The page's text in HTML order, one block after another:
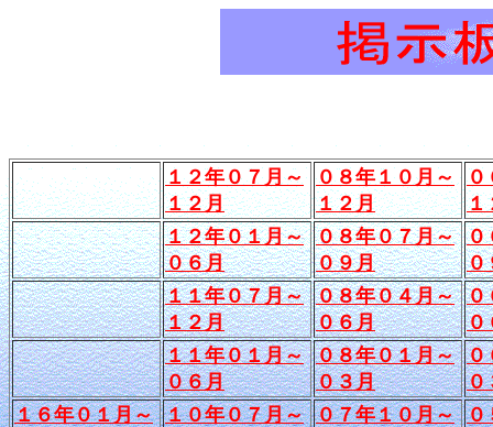
１２年０７月～
１２月
０８年１０月～
１２月
０
１
１２年０１月～
０６月
０８年０７月～
０９月
０
０
１１年０７月～
１２月
０８年０４月～
０６月
０
０
１１年０１月～
０６月
０８年０１月～
０３月
０
０
１６年０１月～ １０年０７月～ ０７年１０月～ ０